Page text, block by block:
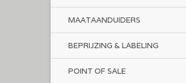
MAATAANDUIDERS
BEPRIJZING & LABELING
POINT OF SALE